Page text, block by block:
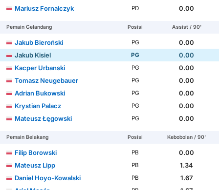
Mariusz Fornalczyk
PD 0.00
Pemain Gelandang Posisi Assist / 90'
Jakub Bieroński PG
0.00
Jakub Kisiel
PG
0.00
Kacper Urbanski
PG
0.00
Tomasz Neugebauer
PG
0.00
Adrian Bukowski
PG
0.00
Krystian Palacz
PG
0.00
Mateusz Łęgowski
PG 0.00
Pemain Belakang Posisi Kebobolan / 90'
Filip Borowski PB
0.00
Mateusz Lipp
PB
1.34
Daniel Hoyo-Kowalski
PB
1.67